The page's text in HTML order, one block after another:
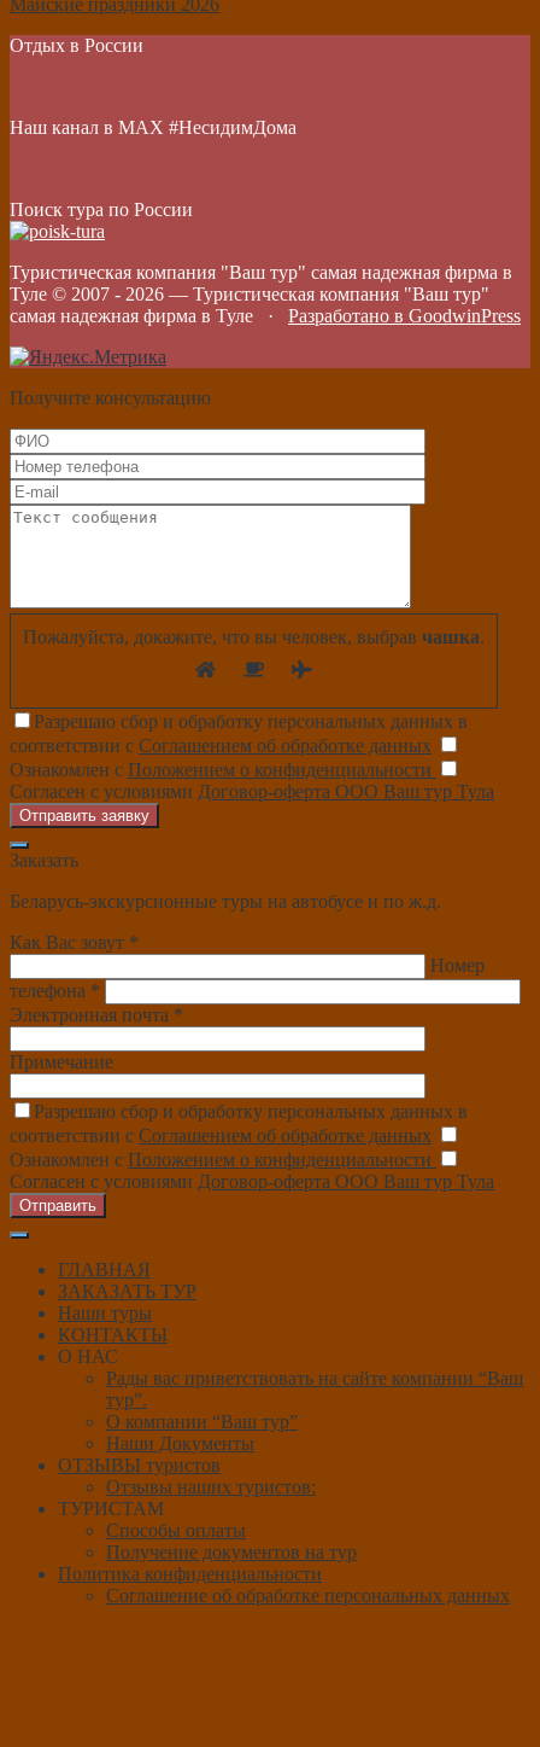
Отдых в России
Наш канал в МАХ #НесидимДома
Поиск тура по России
Туристическая компания "Ваш тур" самая надежная фирма в
Туле © 2007 - 2026 — Туристическая компания "Ваш тур"
самая надежная фирма в Туле · Разработано в GoodwinPress
Получите консультацию
Пожалуйста, докажите, что вы человек, выбрав чашка.
Разрешаю сбор и обработку персональных данных в
соответствии с Соглашением об обработке данных
Ознакомлен с Положением о конфиденциальности
Согласен с условиями Договор-оферта ООО Ваш тур Тула
Отправить заявку
Заказать
Беларусь-экскурсионные туры на автобусе и по ж.д.
Как Вас зовут *
Номер
телефона *
Электронная почта *
Примечание
Разрешаю сбор и обработку персональных данных в
соответствии с Соглашением об обработке данных
Ознакомлен с Положением о конфиденциальности
Согласен с условиями Договор-оферта ООО Ваш тур Тула
Отправить
ГЛАВНАЯ
ЗАКАЗАТЬ ТУР
Наши туры
КОНТАКТЫ
О НАС
Рады вас приветствовать на сайте компании “Ваш
тур”.
О компании “Ваш тур”
Наши Документы
ОТЗЫВЫ туристов
Отзывы наших туристов:
ТУРИСТАМ
Способы оплаты
Получение документов на тур
Политика конфиденциальности
Соглашение об обработке персональных данных